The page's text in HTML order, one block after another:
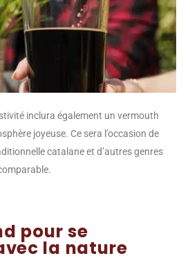
inclura également un vermouth
joyeuse. Ce sera l’occasion de
catalane et d’autres genres
pour se
la nature